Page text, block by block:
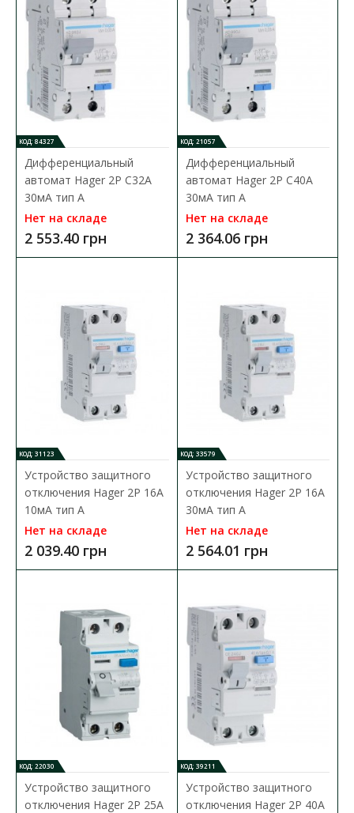
Устройство защитного отключения Hager 2P 16A
10мA тип A
Доступность:
2 891.08 грн
В сравнения
КОД: 84327
Дифференциальный
автомат Hager 2P C32A
30мA тип А
Нет на складе
2 553.40 грн
КОД: 21057
Дифференциальный
автомат Hager 2P C40A
30мA тип A
Нет на складе
2 364.06 грн
КОД: 31123
Устройство защитного
отключения Hager 2P 16A
10мA тип A
Нет на складе
2 039.40 грн
КОД: 33579
Устройство защитного
отключения Hager 2P 16A
30мA тип A
Нет на складе
2 564.01 грн
КОД: 22030
Устройство защитного
отключения Hager 2P 25A
КОД: 39211
Устройство защитного
отключения Hager 2P 40A